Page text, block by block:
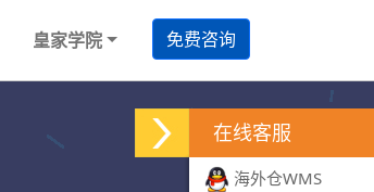
皇家学院 免费咨询
在线客服
海外仓WMS